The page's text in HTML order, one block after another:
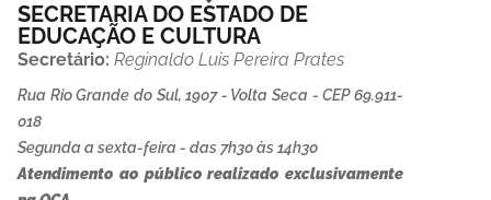
SECRETARIA DO ESTADO DE
EDUCAÇÃO E CULTURA
Secretário: Reginaldo Luis Pereira Prates
Rua Rio Grande do Sul, 1907 - Volta Seca - CEP 69.911-
018
Segunda a sexta-feira - das 7h30 às 14h30
Atendimento ao público realizado exclusivamente